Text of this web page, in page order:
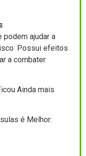
podem ajudar a
Possui efeitos
a combater
Ainda mais
é Melhor: